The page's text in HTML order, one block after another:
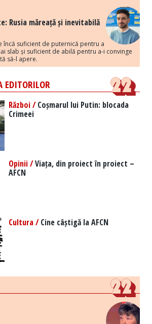
Rusia măreață și inevitabilă
încă suficient de puternică pentru a
slab și suficient de abilă pentru a-i convinge
să-l apere.
EDITORILOR
Război /Coșmarul lui Putin: blocada
Crimeei
Opinii /Viața, din proiect în proiect –
AFCN
Cultura /Cine câștigă la AFCN